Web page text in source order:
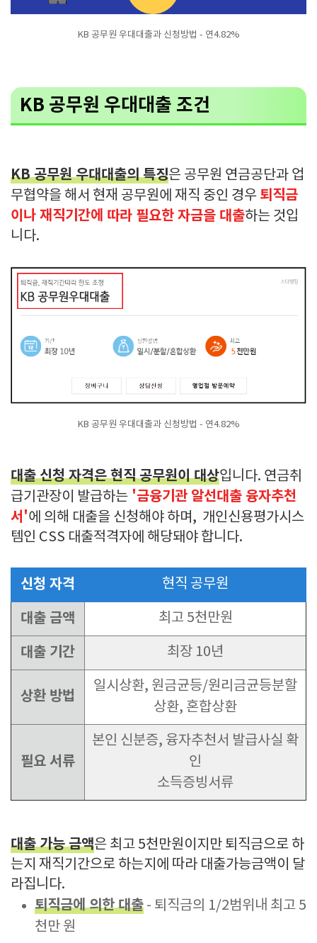
KB 공무원 우대대출과 신청방법 - 연4.82%
KB 공무원 우대대출 조건
KB 공무원 우대대출의 특징은 공무원 연금공단과 업
무협약을 해서 현재 공무원에 재직 중인 경우 퇴직금
이나 재직기간에 따라 필요한 자금을 대출하는 것입
니다.
KB 공무원 우대대출과 신청방법 - 연4.82%
대출 신청 자격은 현직 공무원이 대상입니다. 연금취
급기관장이 발급하는 '금융기관 알선대출 융자추천
서'에 의해 대출을 신청해야 하며, 개인신용평가시스
템인 CSS 대출적격자에 해당돼야 합니다.
신청 자격 현직 공무원
대출 금액 최고 5천만원
대출 기간 최장 10년
상환 방법
일시상환, 원금균등/원리금균등분할
상환, 혼합상환
필요 서류
본인 신분증, 융자추천서 발급사실 확
인
소득증빙서류
대출 가능 금액은 최고 5천만원이지만 퇴직금으로 하
는지 재직기간으로 하는지에 따라 대출가능금액이 달
라집니다.
퇴직금에 의한 대출 - 퇴직금의 1/2범위내 최고 5
천만 원